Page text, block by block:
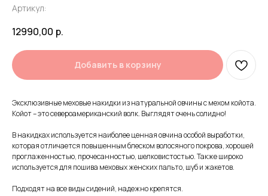
Артикул:
12990,00 р.
Добавить в корзину
Эксклюзивные меховые накидки из натуральной овчины с мехом койота.
Койот – это североамериканский волк. Выглядят очень солидно!
В накидках используется наиболее ценная овчина особой выработки,
которая отличается повышенным блеском волосяного покрова, хорошей
проглаженностью, прочесанностью, шелковистостью. Также широко
используется для пошива меховых женских пальто, шуб и жакетов.
Подходят на все виды сидений, надежно крепятся.